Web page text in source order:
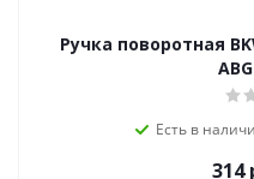
Ручка поворотная
Есть в
314